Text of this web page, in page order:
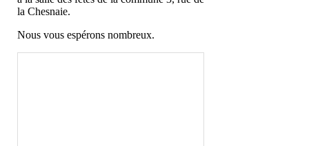
la Chesnaie.
Nous vous espérons nombreux.